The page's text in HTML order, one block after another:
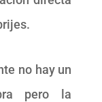
no hay un
pero la